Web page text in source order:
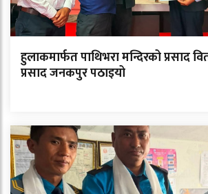
हुलाकमार्फत पाथिभरा मन्दिरको प्रसाद
प्रसाद जनकपुर पठाइयो